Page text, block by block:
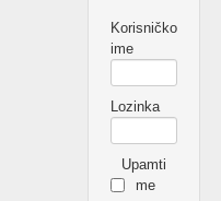
Korisničko
ime
Lozinka
Upamti
me